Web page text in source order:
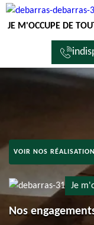
JE M'OCCUPE DE
VOIR NOS
Je
Nos